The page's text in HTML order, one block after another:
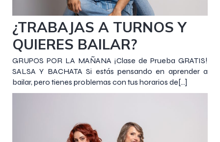
19 septiembre 2019
¿TRABAJAS A TURNOS Y
QUIERES BAILAR?
GRUPOS POR LA MAÑANA ¡Clase de Prueba GRATIS!
SALSA Y BACHATA Si estás pensando en aprender a
bailar, pero tienes problemas con tus horarios de[…]